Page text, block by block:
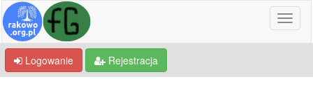
Logowanie Rejestracja